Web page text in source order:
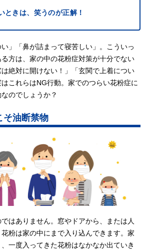
ときは、笑うのが正解！
い」「鼻が詰まって寝苦しい」。こういっ
方は、家の中の花粉症対策が十分でない
絶対に開けない！」「玄関で上着につい
これらはNG行動。家でのつらい花粉症に
のでしょうか？
そ油断禁物
はありません。窓やドアから、または人
粉は家の中にまで入り込んできます。家
一度入ってきた花粉はなかなか出ていき